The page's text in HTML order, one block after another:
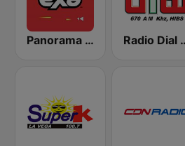
Panorama 96.9 Radio